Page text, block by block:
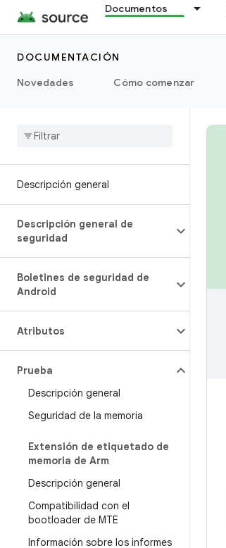
Documentos
DOCUMENTACIÓN
Novedades
Cómo comenzar
Descripción general
Descripción general de
seguridad
Boletines de seguridad de
Android
Atributos
Prueba
Descripción general
Seguridad de la memoria
Extensión de etiquetado de
memoria de Arm
Descripción general
Compatibilidad con el
bootloader de MTE
Información sobre los informes